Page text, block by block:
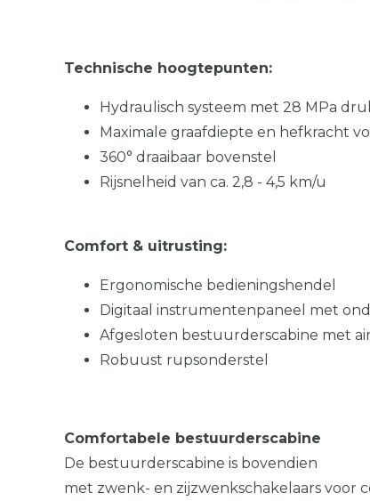
Technische hoogtepunten:
Hydraulisch systeem met 28 MPa
Maximale graafdiepte en hefkracht
360° draaibaar bovenstel
Rijsnelheid van ca. 2,8 - 4,5 km/u
Comfort & uitrusting:
Ergonomische bedieningshendel
Digitaal instrumentenpaneel met
Afgesloten bestuurderscabine met
Robuust rupsonderstel
Comfortabele bestuurderscabine
De bestuurderscabine is bovendien
met zwenk- en zijzwenkschakelaars voor